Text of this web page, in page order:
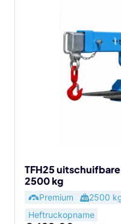
TFH25
2500 kg
Premium 2500
Heftruckopname